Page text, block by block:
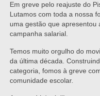
Em greve pelo reajuste do
Lutamos com toda a nossa
uma gestão que apresentou
campanha salarial.
Temos muito orgulho do
da última década.
categoria, fomos à greve
comunidade escolar.